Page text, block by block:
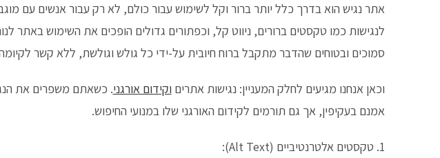
אתר נגיש הוא בדרך כלל יותר ברור וקל לשימוש עבור כולם, לא רק עבור אנשים עם
לנגישות כמו טקסטים ברורים, ניווט קל, וכפתורים גדולים הופכים את השימוש באתר
סמוכים ובטוחים שהדבר מתקבל ברוח חיובית על-ידי כל גולש וגולשת, ללא קשר
וכאן אנחנו מגיעים לחלק המעניין: נגישות אתרים וקידום אורגני. כשאתם משפרים את
אמנם בעקיפין, אך גם תורמים לקידום האורגני שלו במנועי החיפוש.
1. טקסטים אלטרנטיביים (Alt Text):